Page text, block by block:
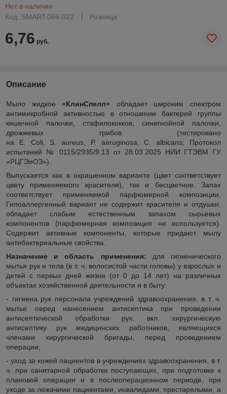
Нет в наличии
Код: SMART.066-022
Розница
6,76 руб.
Описание
Мыло жидкое«КлинСпелл» обладает широким спектром
антимикробной активностью в отношении бактерий группы
кишечной палочки, стафилококков, синегнойной палочки,
дрожжевых грибов (тестировано
на E. Coli, S. aureus, P. aeruginosa, C. albicans; Протокол
испытаний № 0115/2935/9.13 от 28.03.2025 НИИ ГТЭВМ ГУ
«РЦГЭиОЗ»).
Выпускается как в окрашенном варианте (цвет соответствует
цвету применяемого красителя), так и бесцветное. Запах
соответствует применяемой парфюмерной композиции.
Гипоаллергенный вариант не содержит красителя и отдушки,
обладает слабым естественным запахом сырьевых
компонентов (парфюмерная композиция не используется).
Содержит активные компоненты, которые придают мылу
антибактериальные свойства.
Назначение и область применения: для гигиенического
мытья рук и тела (в т. ч. волосистой части головы) у взрослых и
детей с первых дней жизни (от 0 до 14 лет) на различных
объектах хозяйственной деятельности и в быту:
- гигиена рук персонала учреждений здравоохранения, в т. ч.
мытье перед нанесением антисептика при проведении
антисептической обработки рук, вкл. хирургическую
антисептику рук медицинских работников, являющихся
членами хирургической бригады, перед проведением
операции;
- уход за кожей пациентов в учреждениях здравоохранения, в т.
ч. при санитарной обработке поступающих, при подготовке к
плановой операции и в послеоперационном периоде, при
уходе за лежачими пациентами, инвалидами, престарелыми, а